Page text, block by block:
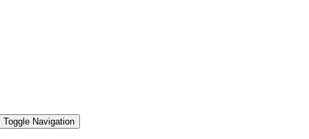
Toggle Navigation